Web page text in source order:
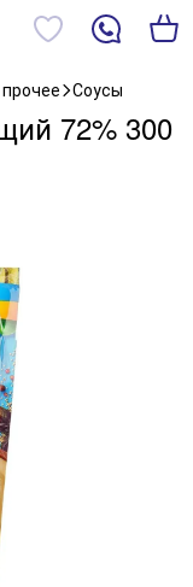
Соусы
72% 300